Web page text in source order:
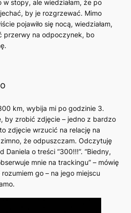
w stopy, ale wiedziałam, że po
by je rozgrzewać. Mimo
pojawiło się nocą, wiedziałam,
przerwy na odpoczynek, bo
km, wybija mi po godzinie 3.
by zrobić zdjęcie – jedno z bardzo
zdjęcie wrzucić na relację na
że odpuszczam. Odczytuję
Daniela o treści “300!!!”. “Biedny,
mnie na trackingu” – mówię
go – na jego miejscu